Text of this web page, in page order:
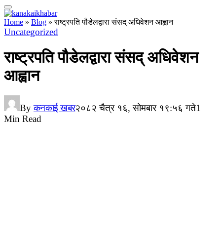
Home » Blog »राष्ट्रपति पौडेलद्वारा संसद् अधिवेशन आह्वान
Uncategorized
राष्ट्रपति पौडेलद्वारा संसद् अधिवेशन
आह्वान
By कनकाई खबर२०८२ चैत्र १६, सोमबार १९:५६ गते1
Min Read